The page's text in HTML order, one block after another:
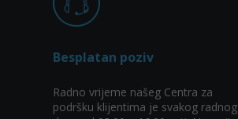
Besplatan poziv
Radno vrijeme našeg Centra za
podršku klijentima je svakog radnog